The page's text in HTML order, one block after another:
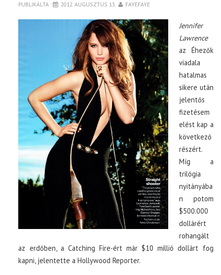
PUBLIKÁLTA 2012. AUGUSZTUS 13. FAYEFAYE
Jennifer
Lawrence
az Éhezők
viadala
hatalmas
sikere után
jelentős
fizetésem
elést kap a
következő
részért.
Míg a
trilógia
nyitányába
n potom
$500.000
dollárért
rohangált
az erdőben, a Catching Fire-ért már $10 millió dollárt fog
kapni, jelentette a Hollywood Reporter.